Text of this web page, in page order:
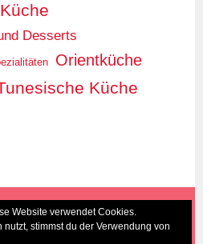
Desserts
Orientküche
Küche
|Impressum/Datenschutz
|Kontakt|Nach Oben
Website verwendet Cookies.
stimmst du der Verwendung von